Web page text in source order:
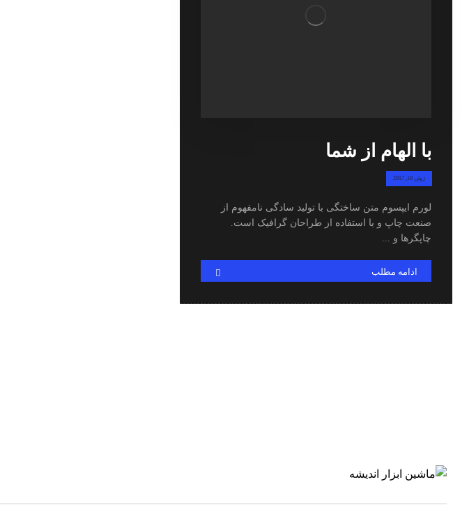
با الهام از شما
ژوئن 10, 2017
لورم ایپسوم متن ساختگی با تولید سادگی نامفهوم از
صنعت چاپ و با استفاده از طراحان گرافیک است.
چاپگرها و ...
ادامه مطلب